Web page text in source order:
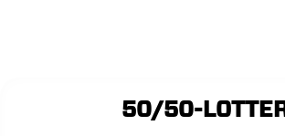
50/50-